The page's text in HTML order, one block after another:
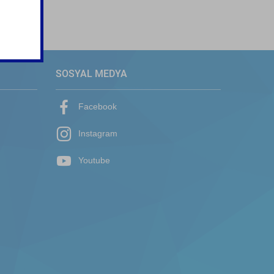
SOSYAL MEDYA
Facebook
Instagram
Youtube